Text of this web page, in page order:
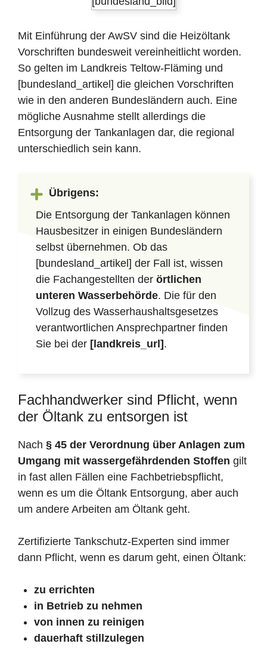
Mit Einführung der AwSV sind die Heizöltank
Vorschriften bundesweit vereinheitlicht worden.
So gelten im Landkreis Teltow-Fläming und
[bundesland_artikel] die gleichen Vorschriften
wie in den anderen Bundesländern auch. Eine
mögliche Ausnahme stellt allerdings die
Entsorgung der Tankanlagen dar, die regional
unterschiedlich sein kann.
Übrigens:
Die Entsorgung der Tankanlagen können
Hausbesitzer in einigen Bundesländern
selbst übernehmen. Ob das
[bundesland_artikel] der Fall ist, wissen
die Fachangestellten der örtlichen
unteren Wasserbehörde. Die für den
Vollzug des Wasserhaushaltsgesetzes
verantwortlichen Ansprechpartner finden
Sie bei der [landkreis_url] .
Fachhandwerker sind Pflicht, wenn
der Öltank zu entsorgen ist
Nach § 45 der Verordnung über Anlagen zum
Umgang mit wassergefährdenden Stoffen gilt
in fast allen Fällen eine Fachbetriebspflicht,
wenn es um die Öltank Entsorgung, aber auch
um andere Arbeiten am Öltank geht.
Zertifizierte Tankschutz-Experten sind immer
dann Pflicht, wenn es darum geht, einen Öltank:
zu errichten
in Betrieb zu nehmen
von innen zu reinigen
dauerhaft stillzulegen